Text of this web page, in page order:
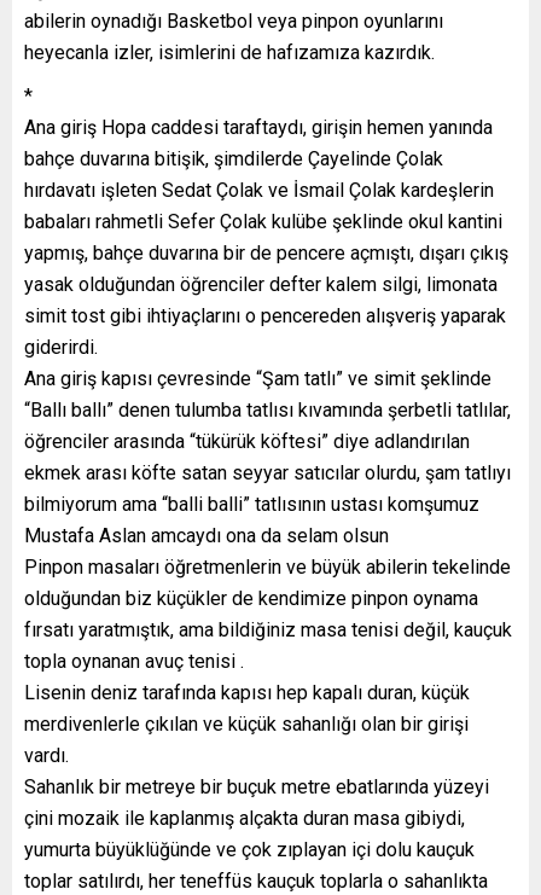
abilerin oynadığı Basketbol veya pinpon oyunlarını
heyecanla izler, isimlerini de hafızamıza kazırdık.
*
Ana giriş Hopa caddesi taraftaydı, girişin hemen yanında
bahçe duvarına bitişik, şimdilerde Çayelinde Çolak
hırdavatı işleten Sedat Çolak ve İsmail Çolak kardeşlerin
babaları rahmetli Sefer Çolak kulübe şeklinde okul kantini
yapmış, bahçe duvarına bir de pencere açmıştı, dışarı çıkış
yasak olduğundan öğrenciler defter kalem silgi, limonata
simit tost gibi ihtiyaçlarını o pencereden alışveriş yaparak
giderirdi.
Ana giriş kapısı çevresinde “Şam tatlı” ve simit şeklinde
“Ballı ballı” denen tulumba tatlısı kıvamında şerbetli tatlılar,
öğrenciler arasında “tükürük köftesi” diye adlandırılan
ekmek arası köfte satan seyyar satıcılar olurdu, şam tatlıyı
bilmiyorum ama “balli balli” tatlısının ustası komşumuz
Mustafa Aslan amcaydı ona da selam olsun
Pinpon masaları öğretmenlerin ve büyük abilerin tekelinde
olduğundan biz küçükler de kendimize pinpon oynama
fırsatı yaratmıştık, ama bildiğiniz masa tenisi değil, kauçuk
topla oynanan avuç tenisi .
Lisenin deniz tarafında kapısı hep kapalı duran, küçük
merdivenlerle çıkılan ve küçük sahanlığı olan bir girişi
vardı.
Sahanlık bir metreye bir buçuk metre ebatlarında yüzeyi
çini mozaik ile kaplanmış alçakta duran masa gibiydi,
yumurta büyüklüğünde ve çok zıplayan içi dolu kauçuk
toplar satılırdı, her teneffüs kauçuk toplarla o sahanlıkta